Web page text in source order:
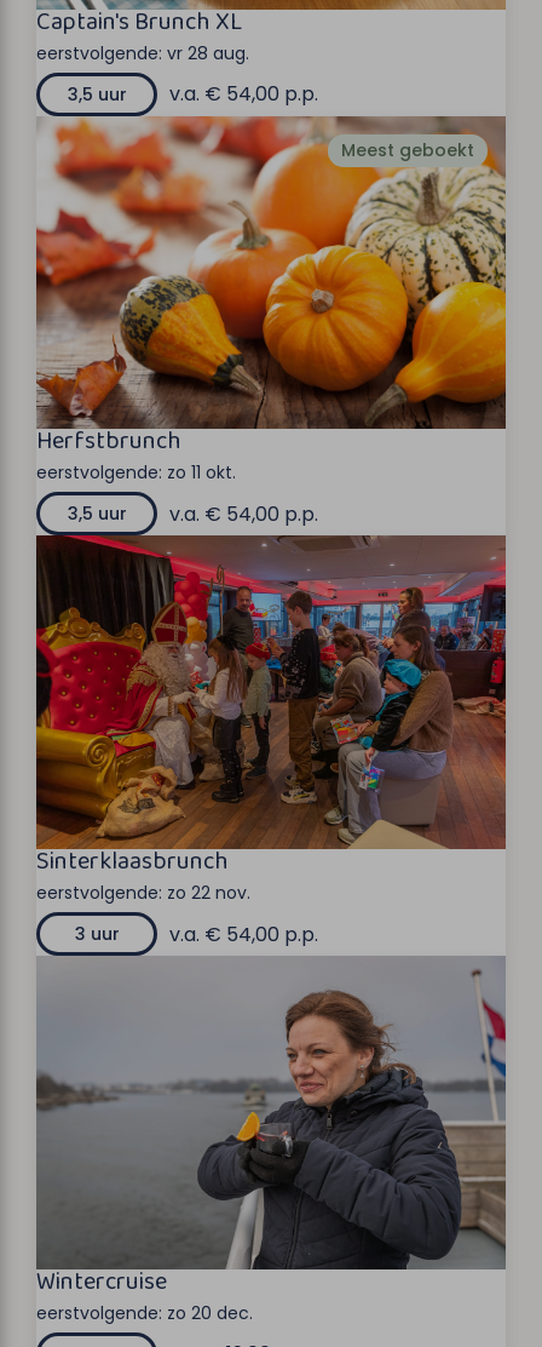
Captain's Brunch XL
eerstvolgende: vr 28 aug.
3,5 uur
v.a. € 54,00 p.p.
Meest geboekt
Herfstbrunch
eerstvolgende: zo 11 okt.
3,5 uur
v.a. € 54,00 p.p.
Sinterklaasbrunch
eerstvolgende: zo 22 nov.
3 uur
v.a. € 54,00 p.p.
Wintercruise
eerstvolgende: zo 20 dec.